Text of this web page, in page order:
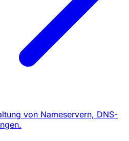
von Nameservern, DNS-